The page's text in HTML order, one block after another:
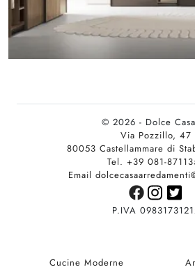
© 2026 - Dolce
Via Pozzillo, 47
80053 Castellammare di
Tel. +39 081-
Email
P.IVA
Cucine Moderne